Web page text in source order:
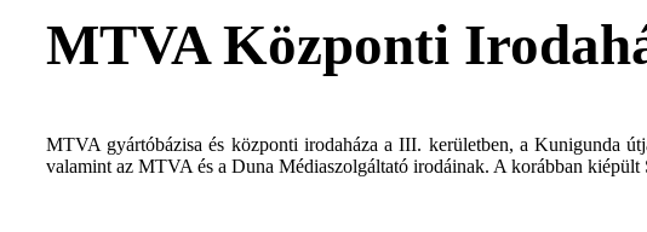
MTVA Központi
MTVA gyártóbázisa és központi irodaháza a III. kerületben, a Kunigunda
valamint az MTVA és a Duna Médiaszolgáltató irodáinak. A korábban kiépült